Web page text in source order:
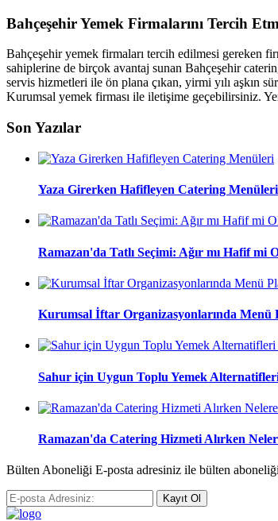
Bahçeşehir Yemek Firmalarını Tercih
Bahçeşehir yemek firmaları tercih edilmesi gereken
sahiplerine de birçok avantaj sunan Bahçeşehir
servis hizmetleri ile ön plana çıkan, yirmi yılı aşkın
Kurumsal yemek firması ile iletişime geçebilirsiniz.
Son Yazılar
Yaza Girerken Hafifleyen Catering Menüleri
Ramazan'da Tatlı Seçimi: Ağır mı Hafif mi
Kurumsal İftar Organizasyonlarında Menü
Sahur için Uygun Toplu Yemek
Ramazan'da Catering Hizmeti Alırken
Bülten Aboneliği E-posta adresiniz ile bülten
Kayıt Ol